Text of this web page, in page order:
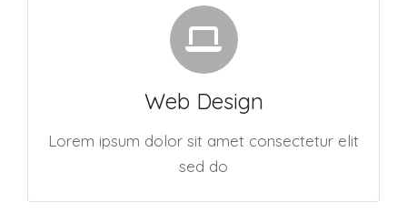
Web Design
Lorem ipsum dolor sit amet consectetur elit
sed do